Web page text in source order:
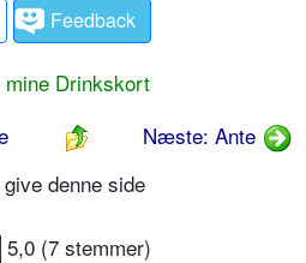
Feedback
Drinkskort
Næste: Ante
denne side
5,0 (7 stemmer)